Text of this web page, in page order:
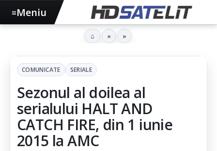
COMUNICATE SERIALE
Sezonul al doilea al
serialului HALT AND
CATCH FIRE, din 1 iunie
2015 la AMC
≡Meniu
⌂ « »